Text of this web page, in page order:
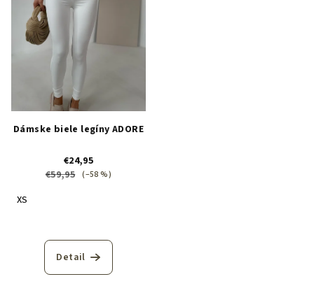
Dámske biele legíny ADORE
€24,95
€59,95 (–58 %)
XS
hodnotenie
produktu
Detail